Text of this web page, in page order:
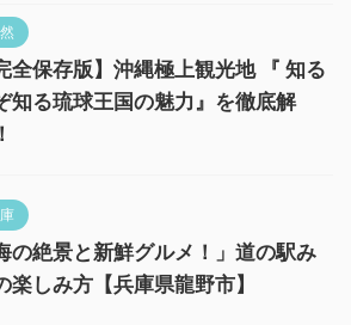
全保存版】沖縄極上観光地 『 知る
知る琉球王国の魅力』を徹底解
の絶景と新鮮グルメ！」道の駅み
楽しみ方【兵庫県龍野市】